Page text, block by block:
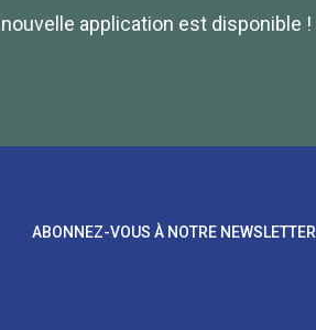
application est disponible !
ABONNEZ-VOUS À NOTRE NEWSLETTER